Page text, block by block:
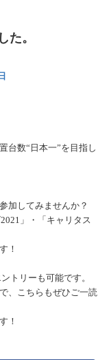
た。
台数“日本一”を目指し
加してみませんか？
」・「キャリタス
！
トリーも可能です。
、こちらもぜひご一読
！